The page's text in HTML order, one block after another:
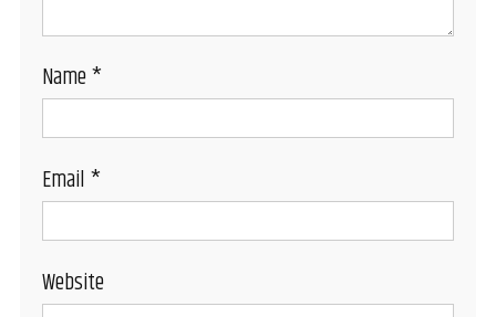
Name*
Email*
Website